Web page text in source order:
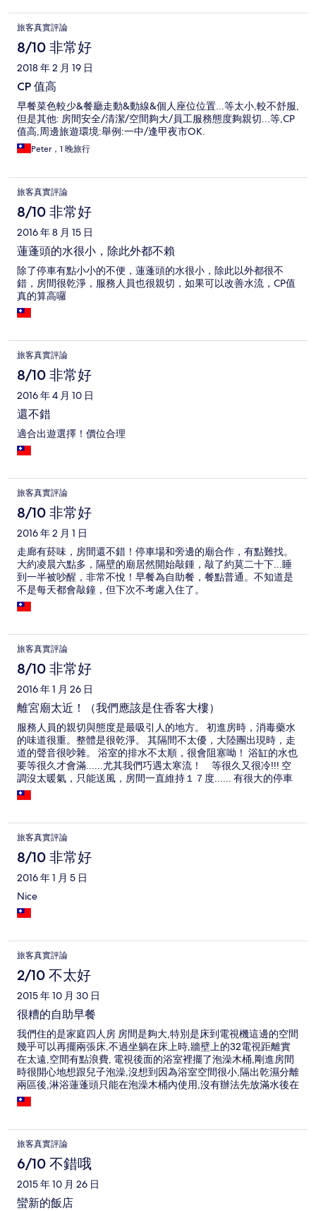
旅客真實評論
8/10 非常好
2018 年 2 月 19 日
CP 值高
早餐菜色較少&餐廳走動&動線&個人座位位置...等太小,較不舒服,
但是其他: 房間安全/清潔/空間夠大/員工服務態度夠親切...等,CP
值高,周邊旅遊環境:舉例:一中/逢甲夜市OK.
Peter，1 晚旅行
旅客真實評論
8/10 非常好
2016 年 8 月 15 日
蓮蓬頭的水很小，除此外都不賴
除了停車有點小小的不便，蓮蓬頭的水很小，除此以外都很不
錯，房間很乾淨，服務人員也很親切，如果可以改善水流，CP值
真的算高囉
旅客真實評論
8/10 非常好
2016 年 4 月 10 日
還不錯
適合出遊選擇！價位合理
旅客真實評論
8/10 非常好
2016 年 2 月 1 日
走廊有菸味，房間還不錯！停車場和旁邊的廟合作，有點難找。
大約凌晨六點多，隔壁的廟居然開始敲鍾，敲了約莫二十下...睡
到一半被吵醒，非常不悅！早餐為自助餐，餐點普通。不知道是
不是每天都會敲鐘，但下次不考慮入住了。
旅客真實評論
8/10 非常好
2016 年 1 月 26 日
離宮廟太近！（我們應該是住香客大樓）
服務人員的親切與態度是最吸引人的地方。 初進房時，消毒藥水
的味道很重。整體是很乾淨。 其隔間不太優，大陸團出現時，走
道的聲音很吵雜。 浴室的排水不太順，很會阻塞呦！ 浴缸的水也
要等很久才會滿......尤其我們巧遇太寒流！ 等很久又很冷!!! 空
調沒太暖氣，只能送風，房間一直維持１７度...... 有很大的停車
場，只是後頭的宮廟有法會一大早就在唸經和敲敲。。。
旅客真實評論
8/10 非常好
2016 年 1 月 5 日
Nice
旅客真實評論
2/10 不太好
2015 年 10 月 30 日
很糟的自助早餐
我們住的是家庭四人房 房間是夠大,特別是床到電視機這邊的空間
幾乎可以再擺兩張床,不過坐躺在床上時,牆壁上的32電視距離實
在太遠,空間有點浪費, 電視後面的浴室裡擺了泡澡木桶,剛進房間
時很開心地想跟兒子泡澡,沒想到因為浴室空間很小,隔出乾濕分離
兩區後,淋浴蓮蓬頭只能在泡澡木桶內使用,沒有辦法先放滿水後在
旁邊沖澡後在進入木桶泡 ,只能站在木桶裡淋浴 桶子裡充滿洗澡
水的泡沫,所以這泡澡桶根本有跟沒有一樣 另外附的自助早餐牛奶
旅客真實評論
6/10 不錯哦
2015 年 10 月 26 日
蠻新的飯店